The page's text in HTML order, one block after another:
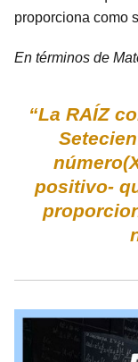
proporciona como
En términos de
“La RAÍZ
positivo-